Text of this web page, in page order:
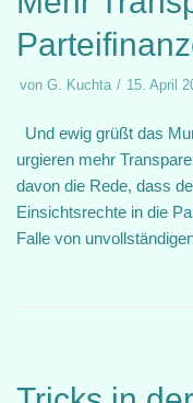
von G. Kuchta 15. April
Und ewig grüßt das
urgieren mehr
davon die Rede, dass
Einsichtsrechte in die
Falle von